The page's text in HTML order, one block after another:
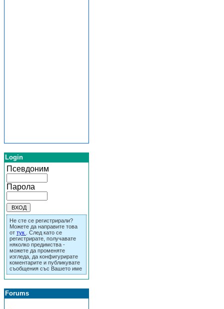
Login
Псевдоним
Парола
Не сте се регистрирали?
Можете да направите това
от тук
. След като се
регистрирате, получавате
няколко предимства -
можете да променяте
изгледа, да конфигурирате
коментарите и публикувате
съобщения със Вашето име
Forums